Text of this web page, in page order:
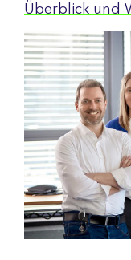
Überblick und